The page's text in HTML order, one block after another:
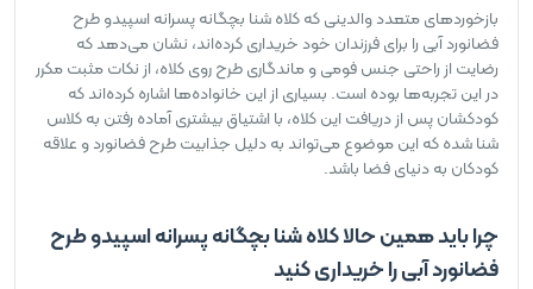
بازخوردهای متعدد والدینی که کلاه شنا بچگانه پسرانه اسپیدو طرح
فضانورد آبی را برای فرزندان خود خریداری کرده‌اند، نشان می‌دهد که
رضایت از راحتی جنس فومی و ماندگاری طرح روی کلاه، از نکات مثبت مکرر
در این تجربه‌ها بوده است. بسیاری از این خانواده‌ها اشاره کرده‌اند که
کودکشان پس از دریافت این کلاه، با اشتیاق بیشتری آماده رفتن به کلاس
شنا شده که این موضوع می‌تواند به دلیل جذابیت طرح فضانورد و علاقه
کودکان به دنیای فضا باشد.
چرا باید همین حالا کلاه شنا بچگانه پسرانه اسپیدو طرح
فضانورد آبی را خریداری کنید